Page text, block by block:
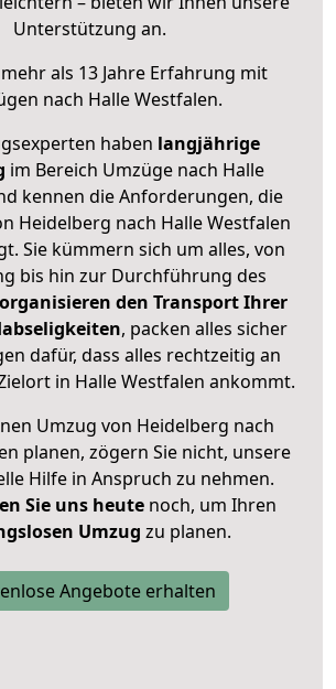
Unterstützung an.
als 13 Jahre Erfahrung mit
nach Halle Westfalen.
haben langjährige
im Bereich Umzüge nach Halle
kennen die Anforderungen, die
Heidelberg nach Halle Westfalen
Sie kümmern sich um alles, von
bis hin zur Durchführung des
den Transport Ihrer
, packen alles sicher
dafür, dass alles rechtzeitig an
in Halle Westfalen ankommt.
Umzug von Heidelberg nach
planen, zögern Sie nicht, unsere
Hilfe in Anspruch zu nehmen.
Sie uns heutenoch, um Ihren
Umzug zu planen.
Angebote erhalten